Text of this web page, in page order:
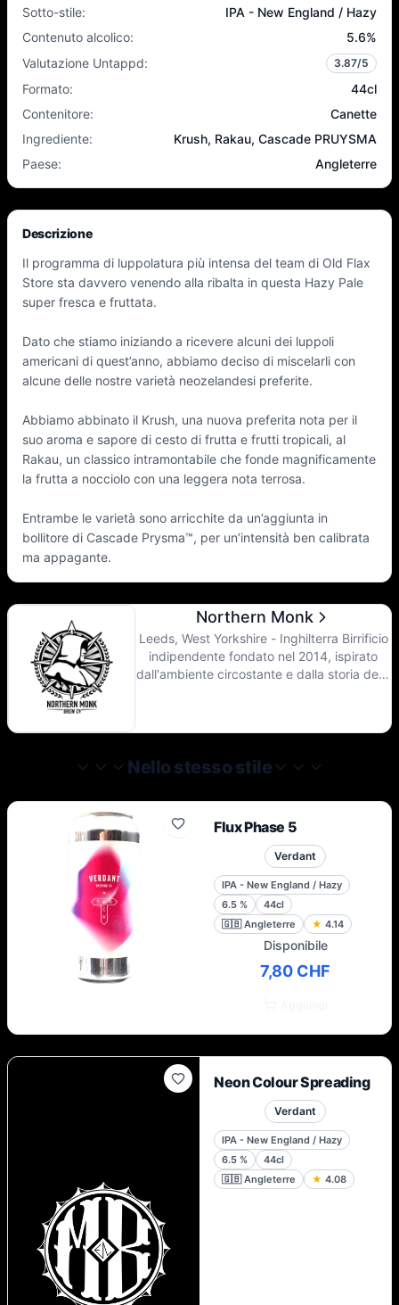
Sotto-stile:
IPA - New England / Hazy
Contenuto alcolico: 5.6%
Valutazione Untappd: 3.87/5
Formato:
44cl
Contenitore:
Canette
Ingrediente:
Krush, Rakau, Cascade PRUYSMA
Paese: Angleterre
Descrizione
Il programma di luppolatura più intensa del team di Old Flax
Store sta davvero venendo alla ribalta in questa Hazy Pale
super fresca e fruttata.
Dato che stiamo iniziando a ricevere alcuni dei luppoli
americani di quest’anno, abbiamo deciso di miscelarli con
alcune delle nostre varietà neozelandesi preferite.
Abbiamo abbinato il Krush, una nuova preferita nota per il
suo aroma e sapore di cesto di frutta e frutti tropicali, al
Rakau, un classico intramontabile che fonde magnificamente
la frutta a nocciolo con una leggera nota terrosa.
Entrambe le varietà sono arricchite da un’aggiunta in
bollitore di Cascade Prysma™, per un’intensità ben calibrata
ma appagante.
Northern Monk
Leeds, West Yorkshire - Inghilterra Birrificio
indipendente fondato nel 2014, ispirato
dall'ambiente circostante e dalla storia della
impegna a creare birre di altissima qualità,
della produzione monastica con un
tecniche. Oggi, nel Nord, portano la
fiaccola di tutta la birra che è stata e di
tutta la birra che può essere.
Nello stesso stile
Flux Phase 5
Verdant
IPA - New England / Hazy
6.5 %
44cl
🇬🇧 Angleterre ★ 4.14
Disponibile
7,80 CHF
Neon Colour Spreading
Verdant
IPA - New England / Hazy
6.5 %
44cl
🇬🇧 Angleterre ★ 4.08